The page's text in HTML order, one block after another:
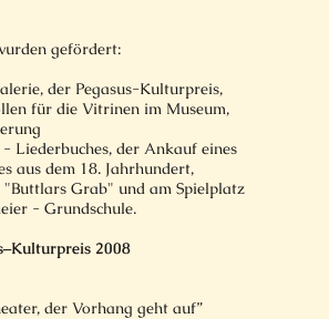
gefördert:
der Pegasus-Kulturpreis,
für die Vitrinen im Museum,
Liederbuches, der Ankauf eines
aus dem 18. Jahrhundert,
Grab" und am Spielplatz
- Grundschule.
2008
der Vorhang geht auf”